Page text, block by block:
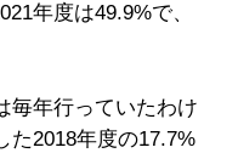
年度は49.9%で、
毎年行っていたわけ
た2018年度の17.7%